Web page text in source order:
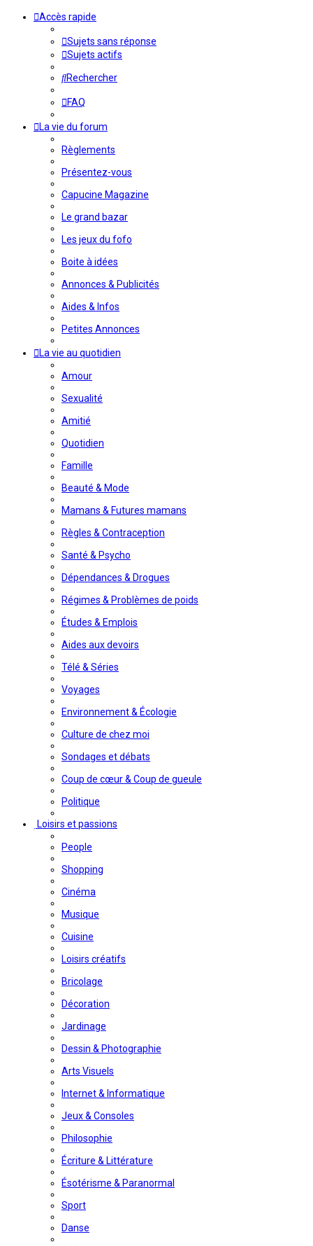
Accès rapide
Sujets sans réponse
Sujets actifs
Rechercher
FAQ
La vie du forum
Règlements
Présentez-vous
Capucine Magazine
Le grand bazar
Les jeux du fofo
Boite à idées
Annonces & Publicités
Aides & Infos
Petites Annonces
La vie au quotidien
Amour
Sexualité
Amitié
Quotidien
Famille
Beauté & Mode
Mamans & Futures mamans
Règles & Contraception
Santé & Psycho
Dépendances & Drogues
Régimes & Problèmes de poids
Études & Emplois
Aides aux devoirs
Télé & Séries
Voyages
Environnement & Écologie
Culture de chez moi
Sondages et débats
Coup de cœur & Coup de gueule
Politique
Loisirs et passions
People
Shopping
Cinéma
Musique
Cuisine
Loisirs créatifs
Bricolage
Décoration
Jardinage
Dessin & Photographie
Arts Visuels
Internet & Informatique
Jeux & Consoles
Philosophie
Écriture & Littérature
Ésotérisme & Paranormal
Sport
Danse